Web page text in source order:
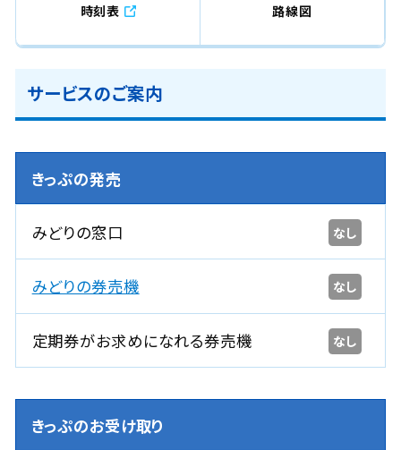
時刻表 路線図
サービスのご案内
きっぷの発売
みどりの窓口 なし
みどりの券売機 なし
定期券がお求めになれる券売機 なし
きっぷのお受け取り